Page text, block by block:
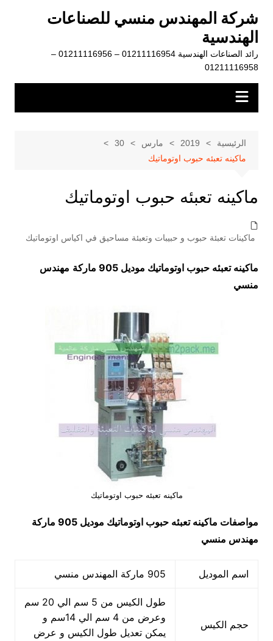
المحتوى
شركة المهندس منسي للصناعات
الهندسية
رائد الصناعات الهندسية 01211116954 – 01211116956 –
01211116958
الرئيسية 2019 مارس
30
ماكينه تعبئه حبوب اوتوماتيك
ماكينه تعبئه حبوب اوتوماتيك
ماكينات تعبئة حبوب و حبيبات وتعبئة مساحيق في اكياس اوتوماتيك
ماكينه تعبئه حبوب اوتوماتيك موديل 905 ماركة
مهندس
منسي
ماكينه تعبئه حبوب اوتوماتيك
مواصفات ماكينه تعبئه حبوب اوتوماتيك
موديل 905 ماركة
مهندس منسي
اسم الموديل 905 ماركة المهندس منسي
حجم الكيس
طول الكيس من 5 سم الي 20 سم
وعرض من 4 سم الي 14سم و
يمكن تعديل طول الكيس و عرض